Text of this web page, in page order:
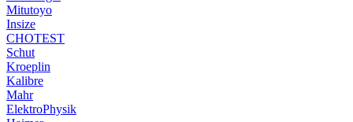
Mitutoyo
Insize
CHOTEST
Schut
Kroeplin
Kalibre
Mahr
ElektroPhysik